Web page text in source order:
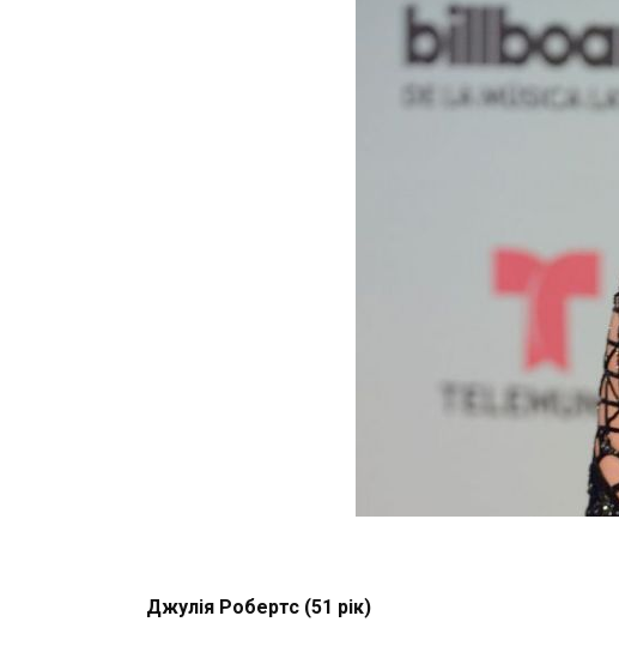
Джулія Робертс (51 рік)